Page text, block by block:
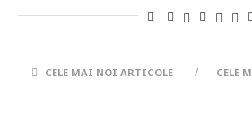
CELE MAI NOI ARTICOLE CELE